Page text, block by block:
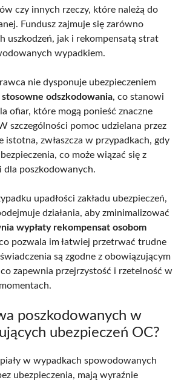
czy innych rzeczy, które należą do
Fundusz zajmuje się zarówno
uszkodzeń, jak i rekompensatą strat
wypadkiem.
nie dysponuje ubezpieczeniem
stosowne odszkodowania, co stanowi
ofiar, które mogą ponieść znaczne
szczególności pomoc udzielana przez
istotna, zwłaszcza w przypadkach, gdy
co może wiązać się z
dla poszkodowanych.
upadłości zakładu ubezpieczeń,
działania, aby zminimalizować
wypłaty rekompensat osobom
pozwala im łatwiej przetrwać trudne
są zgodne z obowiązującym
zapewnia przejrzystość i rzetelność w
poszkodowanych w
ubezpieczeń OC?
w wypadkach spowodowanych
ubezpieczenia, mają wyraźnie